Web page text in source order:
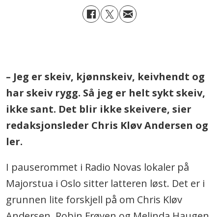
– Jeg er skeiv, kjønnskeiv, keivhendt og
har skeiv rygg. Så jeg er helt sykt skeiv,
ikke sant. Det blir ikke skeivere, sier
redaksjonsleder Chris Kløv Andersen og
ler.
I pauserommet i Radio Novas lokaler på
Majorstua i Oslo sitter latteren løst. Det er i
grunnen lite forskjell på om Chris Kløv